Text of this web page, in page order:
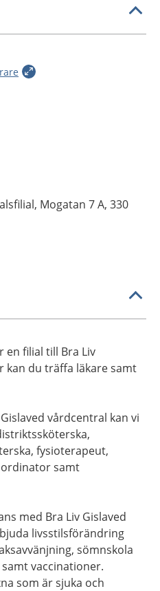
Mogatan 7 A, 330
en filial till Bra Liv
kan du träffa läkare samt
vårdcentral kan vi
fysioterapeut,
samt
med Bra Liv Gislaved
livsstilsförändring
sömnskola
vaccinationer.
som är sjuka och